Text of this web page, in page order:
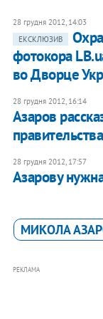
28 грудня 2012, 14:03
ЕКСКЛЮЗИВ
фотокора
во Дворце
28 грудня 2012, 16:14
Азаров
28 грудня 2012, 17:57
Азарову
МИКОЛА
РЕКЛАМА